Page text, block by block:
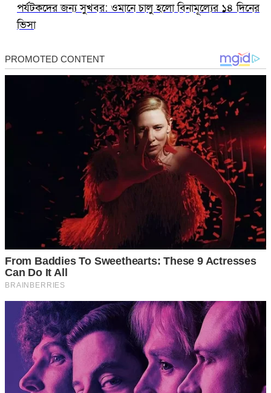
পর্যটকদের জন্য সুখবর: ওমানে চালু হলো বিনামূল্যের ১৪ দিনের
ভিসা